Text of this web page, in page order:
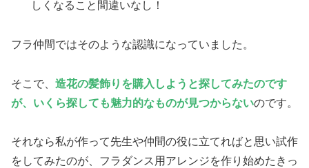
しくなること間違いなし！
フラ仲間ではそのような認識になっていました。
そこで、 造花の髪飾りを購入しようと探してみたのです
が、いくら探しても魅力的なものが見つからないのです。
それなら私が作って先生や仲間の役に立てればと思い試作
をしてみたのが、フラダンス用アレンジを作り始めたきっ